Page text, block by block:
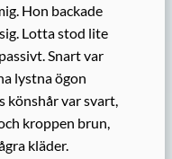
Hon backade
Lotta stod lite
Snart var
lystna ögon
könshår var svart,
kroppen brun,
kläder.